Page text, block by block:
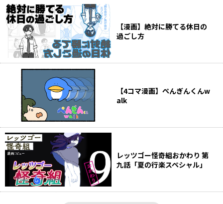
【漫画】絶対に勝てる休日の
過ごし方
【4コマ漫画】ぺんぎんくんw
alk
レッツゴー怪奇組おかわり 第
九話「夏の行楽スペシャル」